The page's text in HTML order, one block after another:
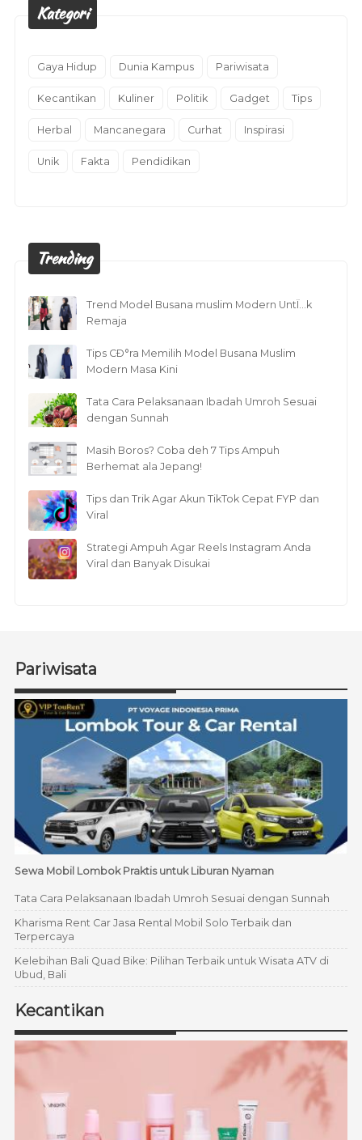
Kategori
Gaya Hidup Dunia Kampus Pariwisata
Kecantikan Kuliner Politik Gadget Tips
Herbal Mancanegara Curhat Inspirasi
Unik Fakta Pendidikan
Trending
Trend Model Busana muslim Modern UntÏ…k
Remaja
Tips CÐ°ra Memilih Model Busana Muslim
Modern Masa Kini
Tata Cara Pelaksanaan Ibadah Umroh Sesuai
dengan Sunnah
Masih Boros? Coba deh 7 Tips Ampuh
Berhemat ala Jepang!
Tips dan Trik Agar Akun TikTok Cepat FYP dan
Viral
Strategi Ampuh Agar Reels Instagram Anda
Viral dan Banyak Disukai
Pariwisata
Sewa Mobil Lombok Praktis untuk Liburan Nyaman
Tata Cara Pelaksanaan Ibadah Umroh Sesuai dengan Sunnah
Kharisma Rent Car Jasa Rental Mobil Solo Terbaik dan
Terpercaya
Kelebihan Bali Quad Bike: Pilihan Terbaik untuk Wisata ATV di
Ubud, Bali
Kecantikan